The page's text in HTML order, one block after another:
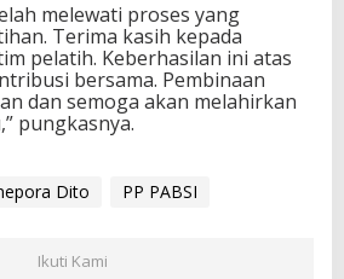
melewati proses yang
Terima kasih kepada
pelatih. Keberhasilan ini atas
bersama. Pembinaan
dan semoga akan melahirkan
pungkasnya.
Dito PP PABSI
Ikuti Kami